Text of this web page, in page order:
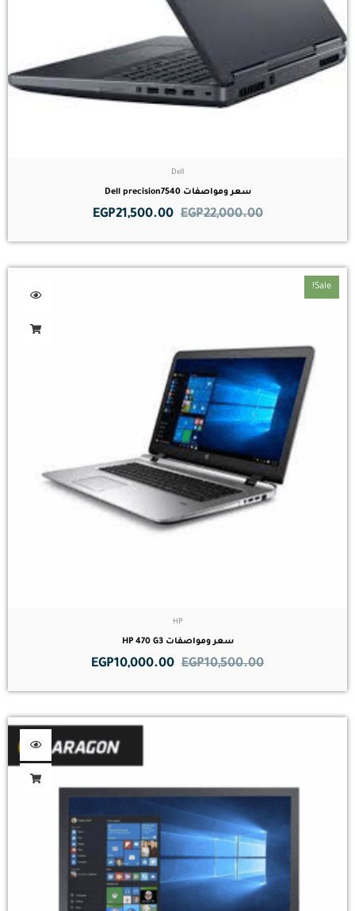
Dell
سعر ومواصفات Dell precision7540
EGP22,000.00
EGP21,500.00
Sale!
HP
سعر ومواصفات HP 470 G3
EGP10,500.00
EGP10,000.00